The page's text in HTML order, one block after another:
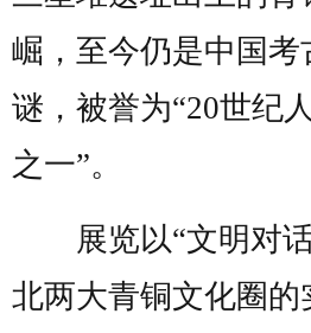
崛，至今仍是中国
谜，被誉为“20世纪
之一”。
展览以“文明对话
北两大青铜文化圈